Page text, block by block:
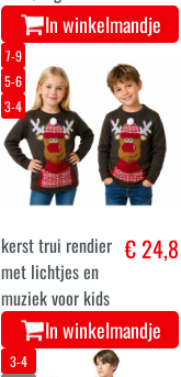
Captain america
winter soldier
kostuum
€ 21,5
In winkelmandje
7-9
10-12
personage uit
het kerststal
€ 14,9